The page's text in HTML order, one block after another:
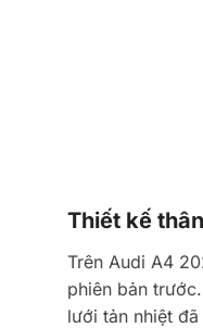
Thiết kế
Trên Audi A4
phiên bản
lưới tản nhiệt